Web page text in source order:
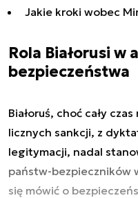
Jakie kroki wobec
Rola Białorusi
bezpieczeństwa
Białoruś, choć cały
licznych sankcji, z
legitymacji, nadal
państw-bezpieczników
się mówić o